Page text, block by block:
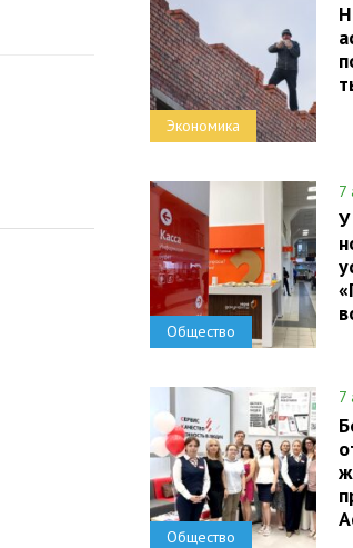
Экономика
Общество
7
Общество
7